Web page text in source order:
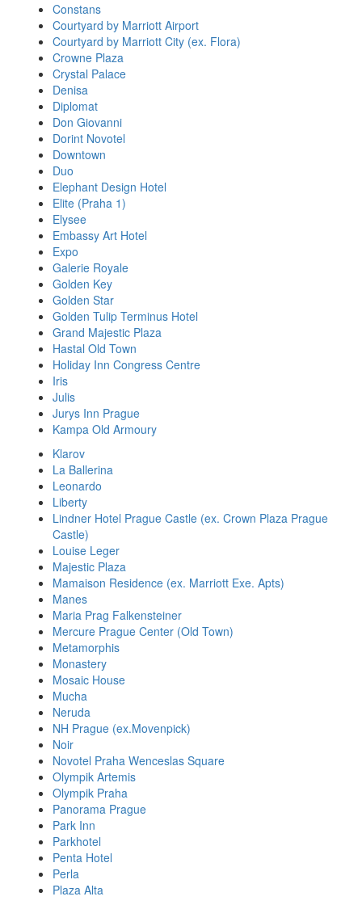
Constans
Courtyard by Marriott Airport
Courtyard by Marriott City (ex. Flora)
Crowne Plaza
Crystal Palace
Denisa
Diplomat
Don Giovanni
Dorint Novotel
Downtown
Duo
Elephant Design Hotel
Elite (Praha 1)
Elysee
Embassy Art Hotel
Expo
Galerie Royale
Golden Key
Golden Star
Golden Tulip Terminus Hotel
Grand Majestic Plaza
Hastal Old Town
Holiday Inn Congress Centre
Iris
Julis
Jurys Inn Prague
Kampa Old Armoury
Klarov
La Ballerina
Leonardo
Liberty
Lindner Hotel Prague Castle (ex. Crown Plaza Prague
Castle)
Louise Leger
Majestic Plaza
Mamaison Residence (ex. Marriott Exe. Apts)
Manes
Maria Prag Falkensteiner
Mercure Prague Center (Old Town)
Metamorphis
Monastery
Mosaic House
Mucha
Neruda
NH Prague (ex.Movenpick)
Noir
Novotel Praha Wenceslas Square
Olympik Artemis
Olympik Praha
Panorama Prague
Park Inn
Parkhotel
Penta Hotel
Perla
Plaza Alta